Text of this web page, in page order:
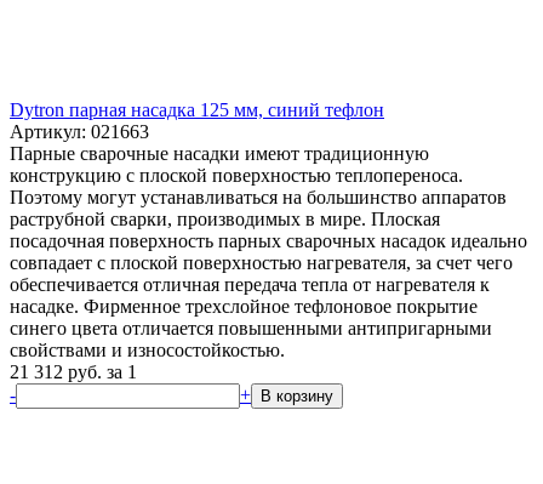
Dytron парная насадка 125 мм, синий тефлон
Артикул: 021663
Парные сварочные насадки имеют традиционную
конструкцию с плоской поверхностью теплопереноса.
Поэтому могут устанавливаться на большинство аппаратов
раструбной сварки, производимых в мире. Плоская
посадочная поверхность парных сварочных насадок идеально
совпадает с плоской поверхностью нагревателя, за счет чего
обеспечивается отличная передача тепла от нагревателя к
насадке. Фирменное трехслойное тефлоновое покрытие
синего цвета отличается повышенными антипригарными
свойствами и износостойкостью.
21 312 руб. за 1
-
+ В корзину